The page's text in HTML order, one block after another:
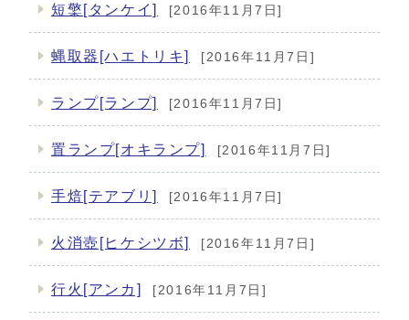
短檠[タンケイ] [2016年11月7日]
蝿取器[ハエトリキ] [2016年11月7日]
ランプ[ランプ] [2016年11月7日]
置ランプ[オキランプ] [2016年11月7日]
手焙[テアブリ] [2016年11月7日]
火消壺[ヒケシツボ] [2016年11月7日]
行火[アンカ] [2016年11月7日]